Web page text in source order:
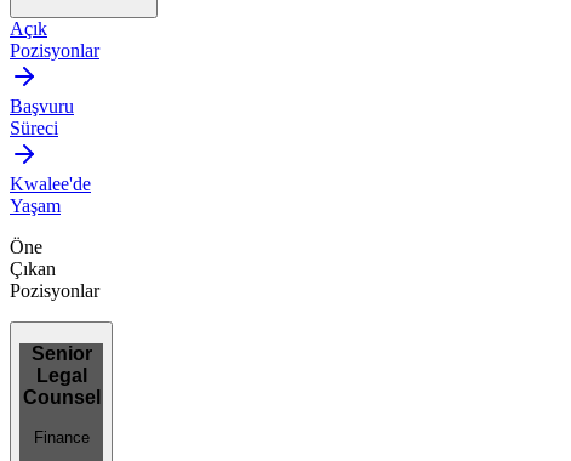
Açık
Pozisyonlar
Başvuru
Süreci
Kwalee'de
Yaşam
Öne
Çıkan
Pozisyonlar
Senior
Legal
Counsel
Finance